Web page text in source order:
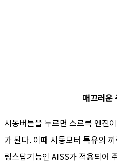
매끄러운
시동버튼을 누르면 스르륵 엔진
가 된다. 이때 시동모터 특유의
링스탑기능인 AISS가 적용되어